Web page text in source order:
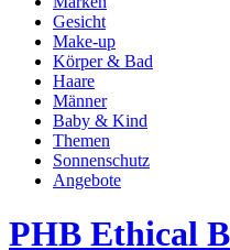
Gesicht
Make-up
Körper & Bad
Haare
Männer
Baby & Kind
Themen
Sonnenschutz
Angebote
PHB Ethical